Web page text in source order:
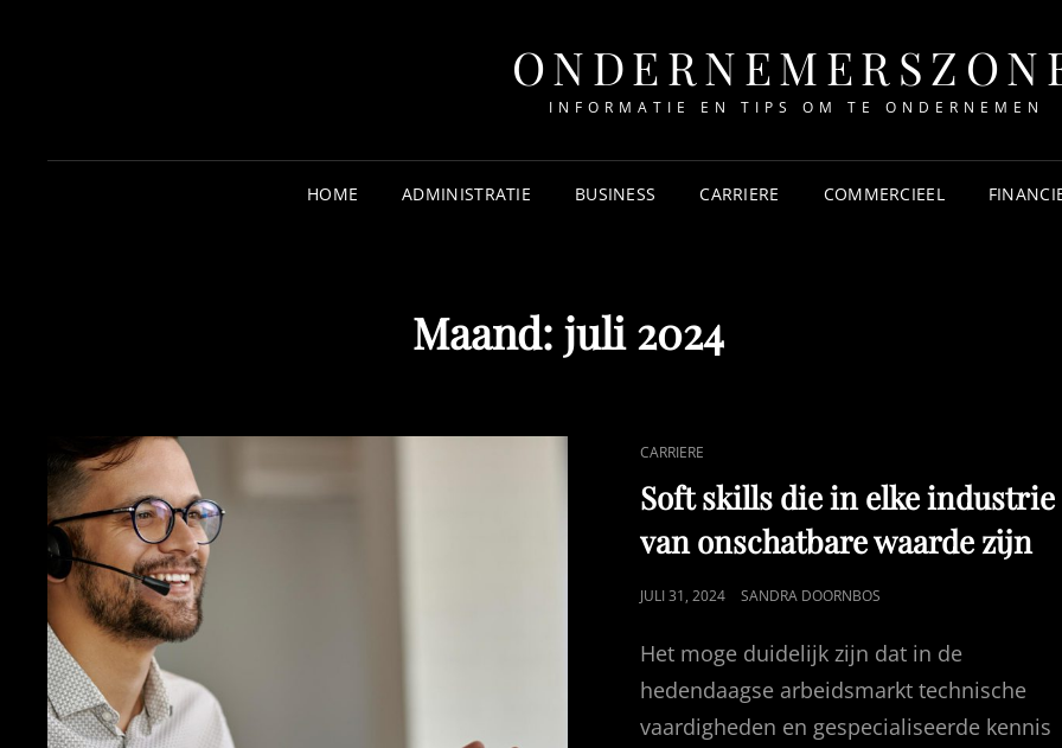
INFORMATIE EN TIPS OM TE ONDERNEMEN
HOME ADMINISTRATIE BUSINESS CARRIERE COMMERCIEEL
Maand: juli 2024
CAT
LINKS
CARRIERE
Soft skills die in elke industrie
van onschatbare waarde zijn
GEPUBLICEERD
JULI 31, 2024 SANDRA DOORNBOS
Het moge duidelijk zijn dat in de
hedendaagse arbeidsmarkt technische
vaardigheden en gespecialiseerde kennis